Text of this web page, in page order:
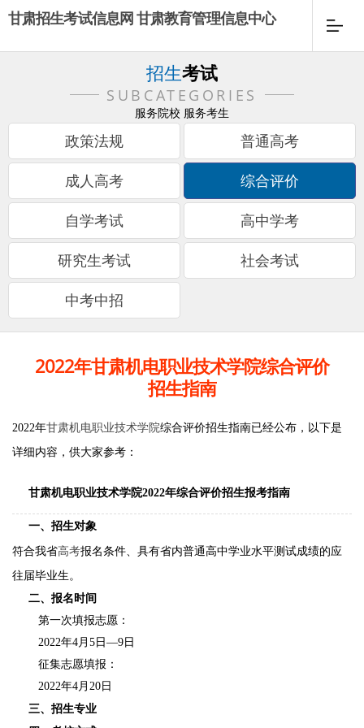
甘肃招生考试信息网 甘肃教育管理信息中心
招生考试
SUBCATEGORIES
服务院校 服务考生
政策法规 普通高考
成人高考 综合评价
自学考试 高中学考
研究生考试 社会考试
中考中招
2022年甘肃机电职业技术学院综合评价
招生指南
2022年甘肃机电职业技术学院综合评价招生指南已经公布，以下是
详细内容，供大家参考：
甘肃机电职业技术学院2022年综合评价招生报考指南
一、招生对象
符合我省高考报名条件、具有省内普通高中学业水平测试成绩的应
往届毕业生。
二、报名时间
第一次填报志愿：
2022年4月5日—9日
征集志愿填报：
2022年4月20日
三、招生专业